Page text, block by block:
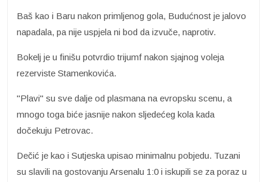
Baš kao i Baru nakon primljenog gola, Budućnost je jalovo
napadala, pa nije uspjela ni bod da izvuče, naprotiv.
Bokelj je u finišu potvrdio trijumf nakon sjajnog voleja
rezerviste Stamenkovića.
"Plavi" su sve dalje od plasmana na evropsku scenu, a
mnogo toga biće jasnije nakon sljedećeg kola kada
dočekuju Petrovac.
Dečić je kao i Sutjeska upisao minimalnu pobjedu. Tuzani
su slavili na gostovanju Arsenalu 1:0 i iskupili se za poraz u